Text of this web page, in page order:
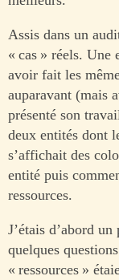
Assis dans un
« cas » réels.
avoir fait les
auparavant (mais
présenté son
deux entités dont
s’affichait des
entité puis
ressources.
J’étais d’abord
quelques
« ressources »